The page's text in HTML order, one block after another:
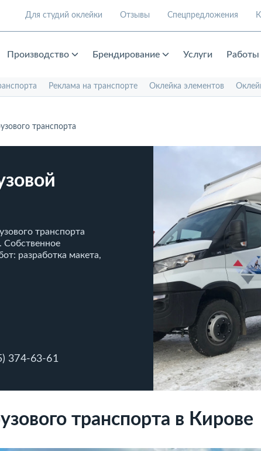
Для студий оклейки Отзывы Спецпредложения
Производство Брендирование Услуги
Реклама на транспорте Оклейка элементов
транспорта
транспорта
Собственное
разработка макета,
374-63-61
транспорта в Кирове